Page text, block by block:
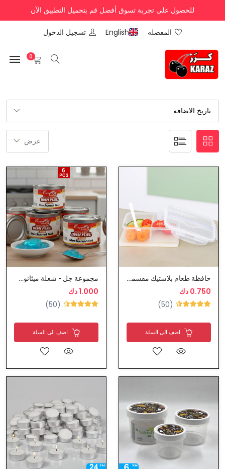
للحصول على تجربة تسوق أفضل قم بتحميل التطبيق الآن
المفضله English تسجيل الدخول
0
حافظة طعام بلاستيك مقسمة مع ملعقة
0.750 دك
(50)
اضف الى السلة
مجموعة جل - شعلة ميثانول حرارية تدوم 3 ساعات
1.000 دك
(50)
اضف الى السلة